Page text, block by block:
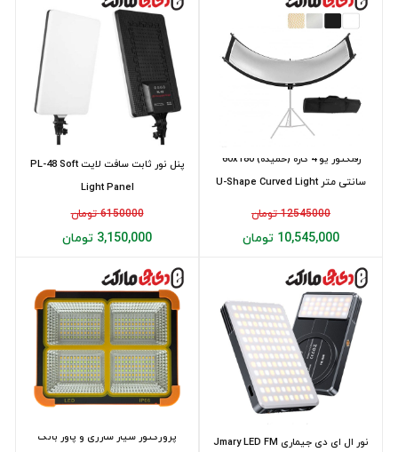
پنل نور ثابت سافت لايت PL-48 Soft
Light Panel
6150000 تومان
3,150,000 تومان
رفلکتور یو 4 کاره (خمیده) 60x180
سانتی متر U-Shape Curved Light
Re...
12545000 تومان
10,545,000 تومان
پروژکتور سیار شارژی و پاور بانک
نور ال ای دی جیماری Jmary LED FM